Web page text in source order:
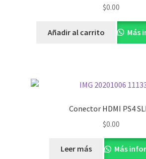
$0.00
Añadir al carrito Más
Conector HDMI PS4
$0.00
Leer más Más